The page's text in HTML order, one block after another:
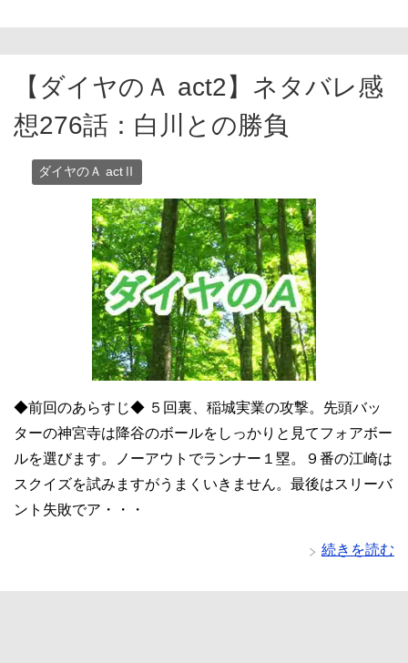
【ダイヤのＡ act2】ネタバレ感
想276話：白川との勝負
ダイヤのＡ actⅡ
◆前回のあらすじ◆ ５回裏、稲城実業の攻撃。先頭バッ
ターの神宮寺は降谷のボールをしっかりと見てフォアボー
ルを選びます。ノーアウトでランナー１塁。９番の江崎は
スクイズを試みますがうまくいきません。最後はスリーバ
ント失敗でア・・・
続きを読む